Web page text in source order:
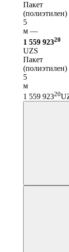
Пакет
(полиэтилен)
5
м —
1 559 92320
UZS
Пакет
(полиэтилен)
5
м
1 559 92320